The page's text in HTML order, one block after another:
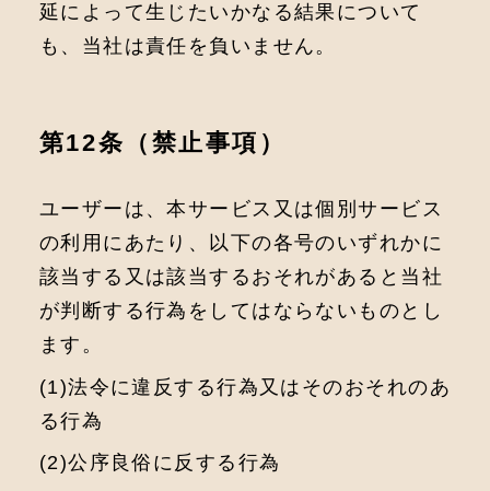
延によって⽣じたいかなる結果について
も、当社は責任を負いません。
第12条（禁⽌事項）
ユーザーは、本サービス⼜は個別サービス
の利⽤にあたり、以下の各号のいずれかに
該当する⼜は該当するおそれがあると当社
が判断する⾏為をしてはならないものとし
ます。
(1)法令に違反する⾏為⼜はそのおそれのあ
る⾏為
(2)公序良俗に反する⾏為